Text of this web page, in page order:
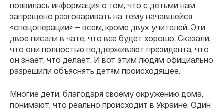
появилась информация о том, что с детьми нам
запрещено разговаривать на тему начавшейся
«спецоперации» — всем, кроме двух учителей. Эти
двое писали в чате, что все будет хорошо. Сказали,
что они полностью поддерживают президента, что
он знает, что делает. И вот этим людям официально
разрешили объяснять детям происходящее.
Многие дети, благодаря своему окружению дома,
понимают, что реально происходит в Украине. Один